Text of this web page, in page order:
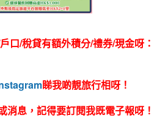
口/稅貸有額外積分/禮券/現金呀：
睇我啲靚旅行相呀！
消息，記得要訂閱我既電子報呀！